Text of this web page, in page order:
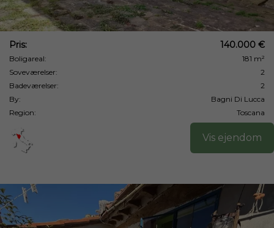
Pris: 140.000 €
Boligareal:
181 m²
Soveværelser:
2
Badeværelser:
2
By:
Bagni Di Lucca
Region:
Toscana
Vis ejendom